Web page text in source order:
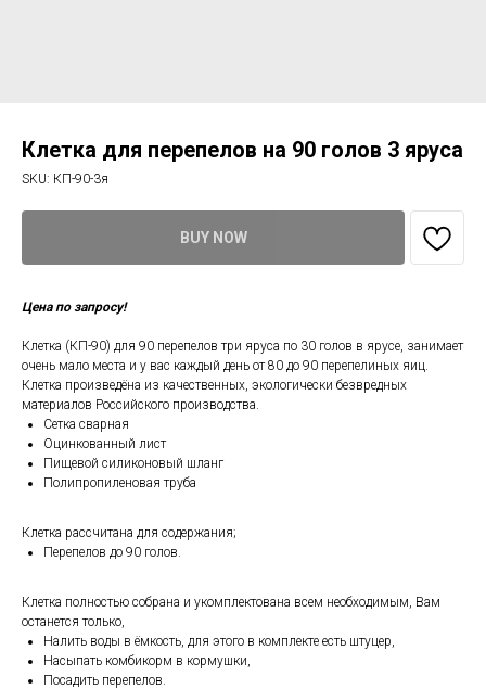
Клетка для перепелов на 90 голов 3 яруса
SKU: КП-90-3я
BUY NOW
Цена по запросу!
Клетка (КП-90) для 90 перепелов три яруса по 30 голов в ярусе, занимает
очень мало места и у вас каждый день от 80 до 90 перепелиных яиц.
Клетка произведёна из качественных, экологически безвредных
материалов Российского производства.
Сетка сварная
Оцинкованный лист
Пищевой силиконовый шланг
Полипропиленовая труба
Клетка рассчитана для содержания;
Перепелов до 90 голов.
Клетка полностью собрана и укомплектована всем необходимым, Вам
останется только,
Налить воды в ёмкость, для этого в комплекте есть штуцер,
Насыпать комбикорм в кормушки,
Посадить перепелов.